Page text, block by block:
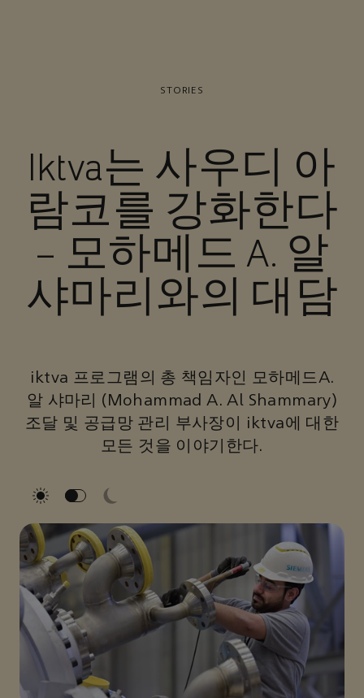
STORIES
Iktva는 사우디 아
람코를 강화한다
– 모하메드 A. 알
샤마리와의 대담
iktva 프로그램의 총 책임자인 모하메드A.
알 샤마리 (Mohammad A. Al Shammary)
조달 및 공급망 관리 부사장이 iktva에 대한
모든 것을 이야기한다.